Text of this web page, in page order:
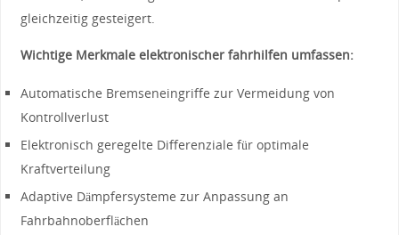
gleichzeitig gesteigert.
Wichtige Merkmale elektronischer fahrhilfen umfassen:
Automatische‍ Bremseneingriffe⁣ zur Vermeidung von
Kontrollverlust
Elektronisch⁢ geregelte Differenziale für optimale
Kraftverteilung
Adaptive Dämpfersysteme zur Anpassung an
Fahrbahnoberflächen